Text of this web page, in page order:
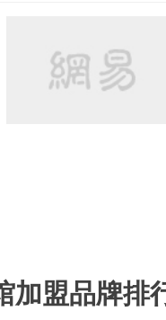
加盟品牌排